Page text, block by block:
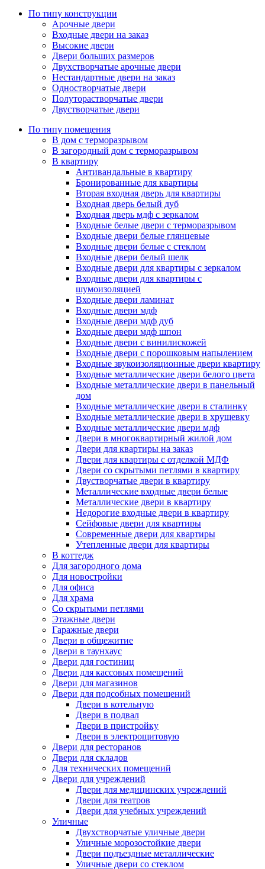
По типу конструкции
Арочные двери
Входные двери на заказ
Высокие двери
Двери больших размеров
Двухстворчатые арочные двери
Нестандартные двери на заказ
Одностворчатые двери
Полуторастворчатые двери
Двустворчатые двери
По типу помещения
В дом с терморазрывом
В загородный дом с терморазрывом
В квартиру
Антивандальные в квартиру
Бронированные для квартиры
Вторая входная дверь для квартиры
Входная дверь белый дуб
Входная дверь мдф с зеркалом
Входные белые двери с терморазрывом
Входные двери белые глянцевые
Входные двери белые с стеклом
Входные двери белый шелк
Входные двери для квартиры с зеркалом
Входные двери для квартиры с
шумоизоляцией
Входные двери ламинат
Входные двери мдф
Входные двери мдф дуб
Входные двери мдф шпон
Входные двери с винилискожей
Входные двери с порошковым напылением
Входные звукоизоляционные двери квартиру
Входные металлические двери белого цвета
Входные металлические двери в панельный
дом
Входные металлические двери в сталинку
Входные металлические двери в хрущевку
Входные металлические двери мдф
Двери в многоквартирный жилой дом
Двери для квартиры на заказ
Двери для квартиры с отделкой МДФ
Двери со скрытыми петлями в квартиру
Двустворчатые двери в квартиру
Металлические входные двери белые
Металлические двери в квартиру
Недорогие входные двери в квартиру
Сейфовые двери для квартиры
Современные двери для квартиры
Утепленные двери для квартиры
В коттедж
Для загородного дома
Для новостройки
Для офиса
Для храма
Со скрытыми петлями
Этажные двери
Гаражные двери
Двери в общежитие
Двери в таунхаус
Двери для гостиниц
Двери для кассовых помещений
Двери для магазинов
Двери для подсобных помещений
Двери в котельную
Двери в подвал
Двери в пристройку
Двери в электрощитовую
Двери для ресторанов
Двери для складов
Для технических помещений
Двери для учреждений
Двери для медицинских учреждений
Двери для театров
Двери для учебных учреждений
Уличные
Двухстворчатые уличные двери
Уличные морозостойкие двери
Двери подъездные металлические
Уличные двери со стеклом